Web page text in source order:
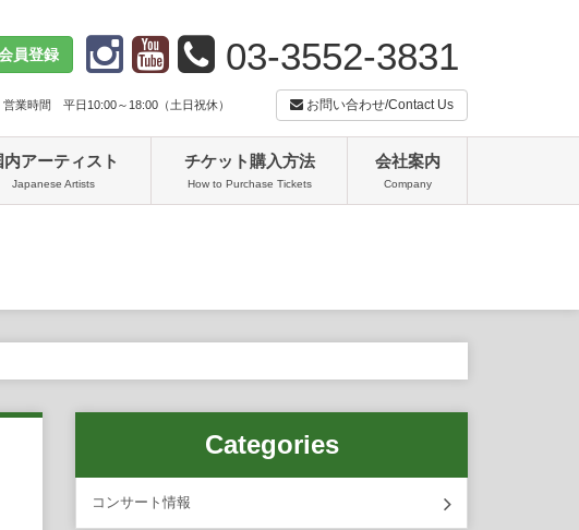
員登録 03-3552-3831
営業時間 平日10:00～18:00（土日祝休） お問い合わせ/Contact Us
内アーティスト
Japanese Artists
チケット購入方法
How to Purchase Tickets
会社案内
Company
Categories
コンサート情報